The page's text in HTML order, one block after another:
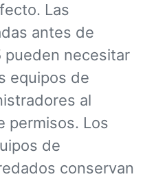
Las
antes de
pueden necesitar
equipos de
al
permisos. Los
de
conservan